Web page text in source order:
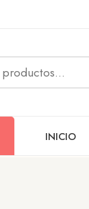
INICIO